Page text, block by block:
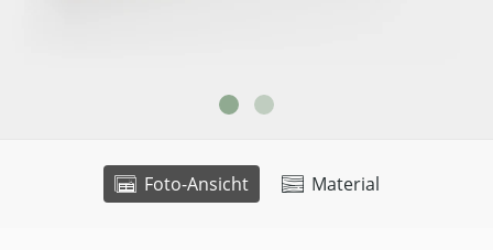
Foto-Ansicht Material